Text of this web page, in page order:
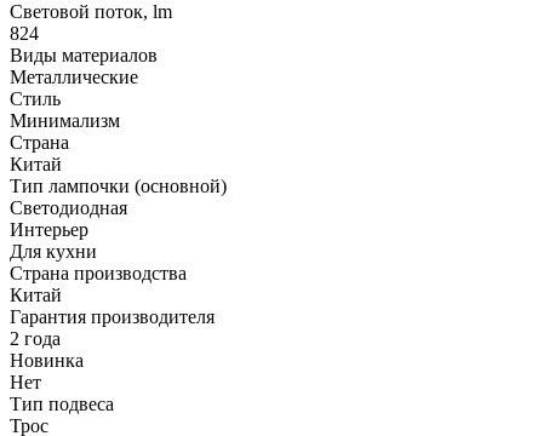
Световой поток, lm
824
Виды материалов
Металлические
Стиль
Минимализм
Страна
Китай
Тип лампочки (основной)
Светодиодная
Интерьер
Для кухни
Страна производства
Китай
Гарантия производителя
2 года
Новинка
Нет
Тип подвеса
Трос